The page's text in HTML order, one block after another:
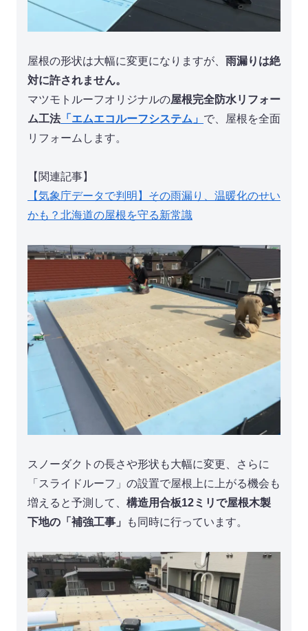
屋根の形状は大幅に変更になりますが、 雨漏りは絶
対に許されません。
マツモトルーフオリジナルの屋根完全防水リフォー
ム工法「エムエコルーフシステム」 で、屋根を全面
リフォームします。
【関連記事】
【気象庁データで判明】その雨漏り、温暖化のせい
かも？北海道の屋根を守る新常識
スノーダクトの長さや形状も大幅に変更、さらに
「スライドルーフ」の設置で屋根上に上がる機会も
増えると予測して、 構造用合板12ミリで屋根木製
下地の「補強工事」
も同時に行っています。